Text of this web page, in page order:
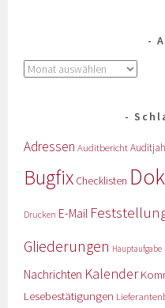
Adressen Auditbericht
Bugfix Checklisten
Drucken E-Mail
Gliederungen Hauptaufgabe
Nachrichten Kalender
Lesebestätigungen